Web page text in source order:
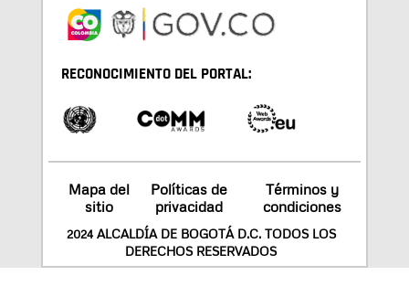
RECONOCIMIENTO DEL PORTAL:
Mapa del
sitio
Políticas de
privacidad
Términos y
condiciones
2024 ALCALDÍA DE BOGOTÁ D.C. TODOS LOS
DERECHOS RESERVADOS